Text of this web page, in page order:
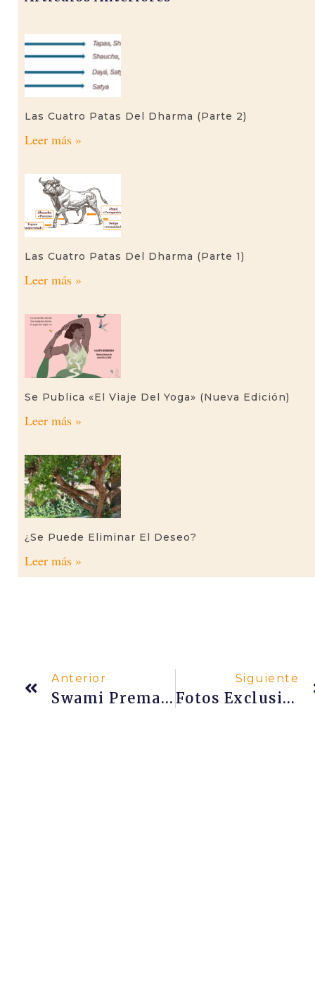
Las Cuatro Patas Del Dharma (parte 2)
Leer más »
Las Cuatro Patas Del Dharma (parte 1)
Leer más »
Se Publica «El Viaje Del Yoga» (nueva Edición)
Leer más »
¿Se Puede Eliminar El Deseo?
Leer más »
Anterior
Swami Premananda Explica Cómo Experimentó Samādhi
Siguiente
Fotos Exclusivas De La Kumbha Mela